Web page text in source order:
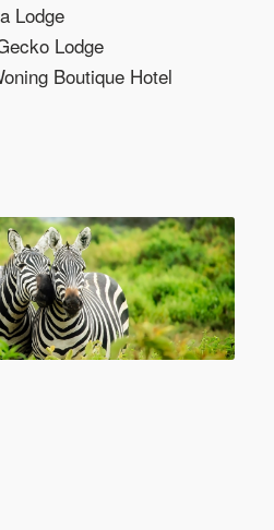
Lodge
Lodge
Boutique Hotel